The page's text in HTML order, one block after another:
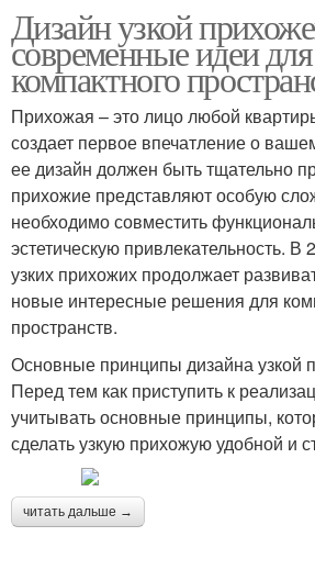
Дизайн узкой
современные идеи для
компактного
Прихожая – это лицо любой
создает первое впечатление о
ее дизайн должен быть тщательно
прихожие представляют особую
необходимо совместить
эстетическую привлекательность. В
узких прихожих продолжает
новые интересные решения для
пространств.
Основные принципы дизайна узкой
Перед тем как приступить к
учитывать основные принципы,
сделать узкую прихожую удобной и
читать дальше →